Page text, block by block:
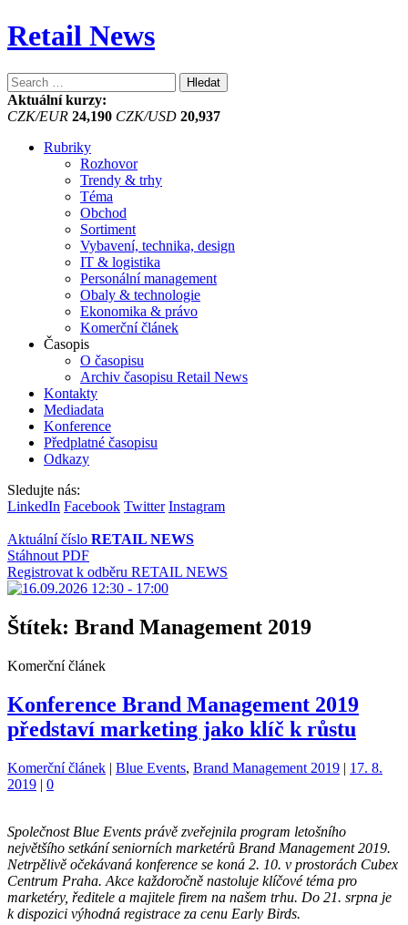
Retail News
Vyhledávání
Aktuální kurzy:
CZK/EUR 24,190 CZK/USD 20,937
Rubriky
Rozhovor
Trendy & trhy
Téma
Obchod
Sortiment
Vybavení, technika, design
IT & logistika
Personální management
Obaly & technologie
Ekonomika & právo
Komerční článek
Časopis
O časopisu
Archiv časopisu Retail News
Kontakty
Mediadata
Konference
Předplatné časopisu
Odkazy
Sledujte nás:
LinkedIn Facebook Twitter Instagram
Aktuální číslo RETAIL NEWS
Stáhnout PDF
Registrovat k odběru RETAIL NEWS
Štítek: Brand Management 2019
Komerční článek
Konference Brand Management 2019
představí marketing jako klíč k růstu
Kategorie:
Komerční článek | Štítky:
Blue Events, Brand Management 2019 | 17. 8.
2019 | 0
Společnost Blue Events právě zveřejnila program letošního
největšího setkání seniorních marketérů Brand Management 2019.
Netrpělivě očekávaná konference se koná 2. 10. v prostorách Cubex
Centrum Praha. Akce každoročně nastoluje klíčové téma pro
marketéry, ředitele a majitele firem na našem trhu. Do 21. srpna je
k dispozici výhodná registrace za cenu Early Birds.